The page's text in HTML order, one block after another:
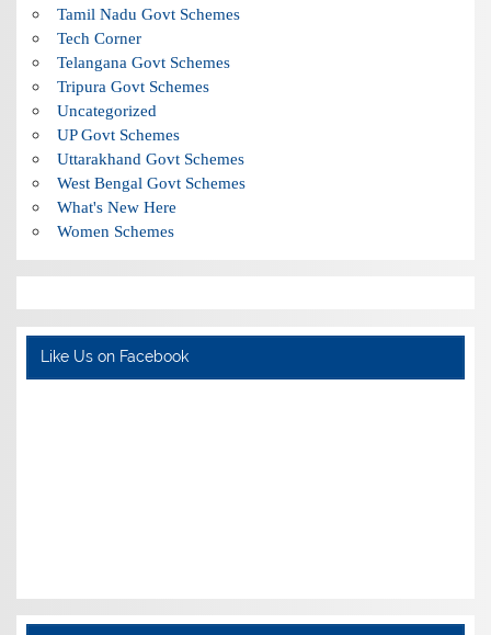
Tamil Nadu Govt Schemes
Tech Corner
Telangana Govt Schemes
Tripura Govt Schemes
Uncategorized
UP Govt Schemes
Uttarakhand Govt Schemes
West Bengal Govt Schemes
What's New Here
Women Schemes
Like Us on Facebook